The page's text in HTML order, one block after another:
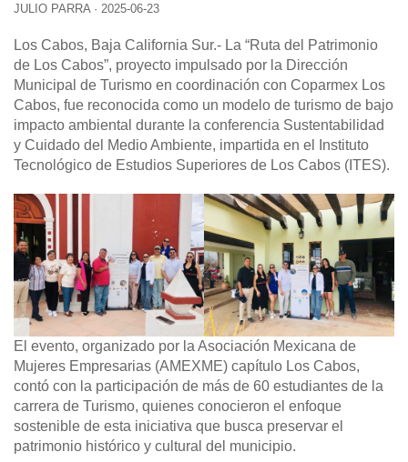
JULIO PARRA · 2025-06-23
Los Cabos, Baja California Sur.- La “Ruta del Patrimonio
de Los Cabos”, proyecto impulsado por la Dirección
Municipal de Turismo en coordinación con Coparmex Los
Cabos, fue reconocida como un modelo de turismo de bajo
impacto ambiental durante la conferencia Sustentabilidad
y Cuidado del Medio Ambiente, impartida en el Instituto
Tecnológico de Estudios Superiores de Los Cabos (ITES).
El evento, organizado por la Asociación Mexicana de
Mujeres Empresarias (AMEXME) capítulo Los Cabos,
contó con la participación de más de 60 estudiantes de la
carrera de Turismo, quienes conocieron el enfoque
sostenible de esta iniciativa que busca preservar el
patrimonio histórico y cultural del municipio.